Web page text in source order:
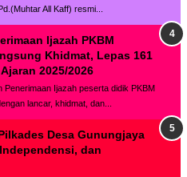
All Kaff) resmi...
Ijazah PKBM
Khidmat, Lepas 161
2025/2026
Penerimaan Ijazah peserta didik PKBM
lancar, khidmat, dan...
Desa Gunungjaya
dan